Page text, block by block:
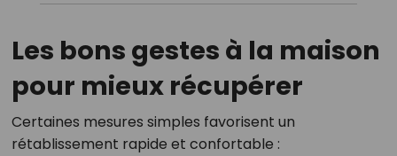
Les bons gestes à la maison
pour mieux récupérer
Certaines mesures simples favorisent un
rétablissement rapide et confortable :